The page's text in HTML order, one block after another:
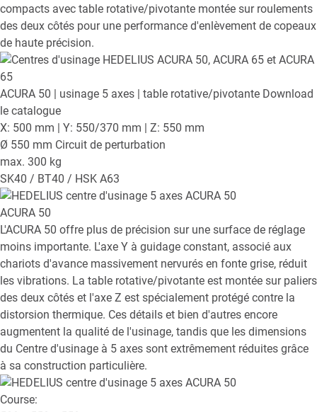
compacts avec table rotative/pivotante montée sur roulements
des deux côtés pour une performance d'enlèvement de copeaux
de haute précision.
ACURA 50 | usinage 5 axes | table rotative/pivotante Download
le catalogue
X: 500 mm | Y: 550/370 mm | Z: 550 mm
Ø 550 mm Circuit de perturbation
max. 300 kg
SK40 / BT40 / HSK A63
ACURA 50
L'ACURA 50 offre plus de précision sur une surface de réglage
moins importante. L'axe Y à guidage constant, associé aux
chariots d'avance massivement nervurés en fonte grise, réduit
les vibrations. La table rotative/pivotante est montée sur paliers
des deux côtés et l'axe Z est spécialement protégé contre la
distorsion thermique. Ces détails et bien d'autres encore
augmentent la qualité de l'usinage, tandis que les dimensions
du Centre d'usinage à 5 axes sont extrêmement réduites grâce
à sa construction particulière.
Course: